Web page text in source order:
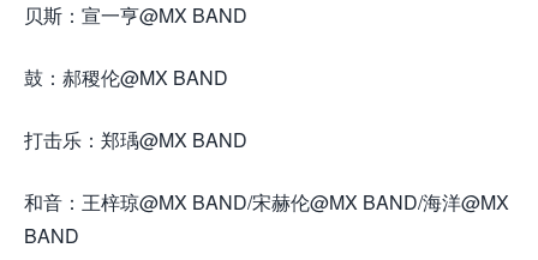
贝斯：宣一亨@MX BAND
鼓：郝稷伦@MX BAND
打击乐：郑瑀@MX BAND
和音：王梓琼@MX BAND/宋赫伦@MX BAND/海洋@MX
BAND